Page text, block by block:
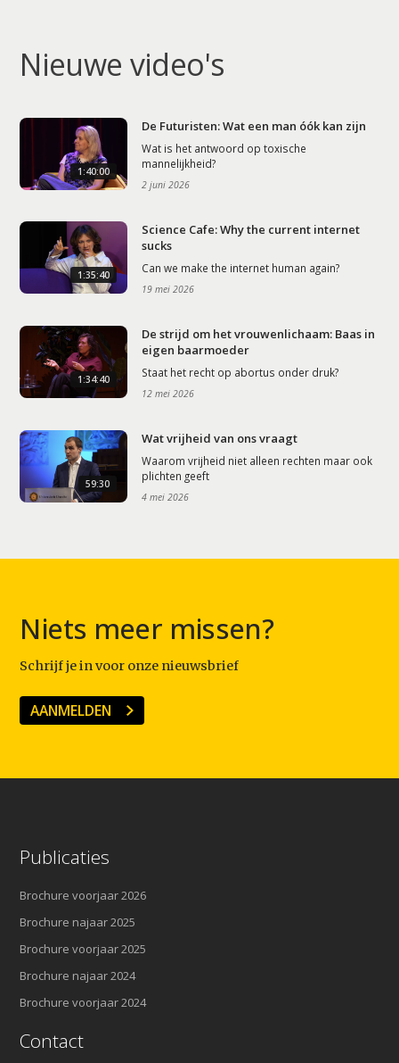
Nieuwe video's
1:40:00
De Futuristen: Wat een man óók kan zijn
Wat is het antwoord op toxische
mannelijkheid?
2 juni 2026
1:35:40
Science Cafe: Why the current internet
sucks
Can we make the internet human again?
19 mei 2026
1:34:40
De strijd om het vrouwenlichaam: Baas in
eigen baarmoeder
Staat het recht op abortus onder druk?
12 mei 2026
59:30
Wat vrijheid van ons vraagt
Waarom vrijheid niet alleen rechten maar ook
plichten geeft
4 mei 2026
Niets meer missen?
Schrijf je in voor onze nieuwsbrief
AANMELDEN
Publicaties
Brochure voorjaar 2026
Brochure najaar 2025
Brochure voorjaar 2025
Brochure najaar 2024
Brochure voorjaar 2024
Contact